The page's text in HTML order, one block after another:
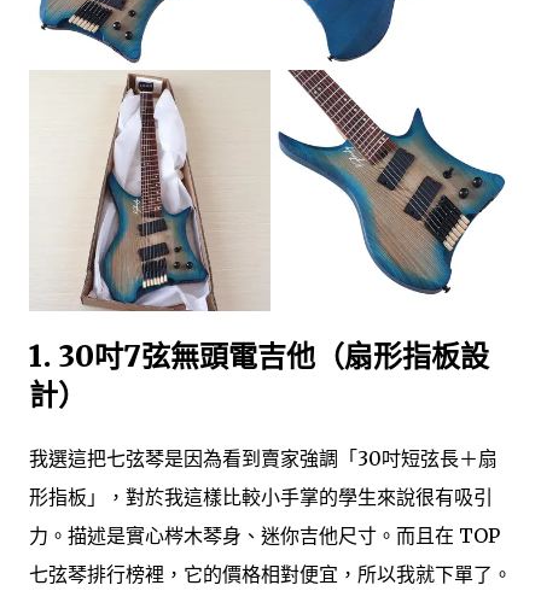
1. 30吋7弦無頭電吉他（扇形指板設
計）
我選這把七弦琴是因為看到賣家強調「30吋短弦長＋扇
形指板」，對於我這樣比較小手掌的學生來說很有吸引
力。描述是實心梣木琴身、迷你吉他尺寸。而且在 TOP
七弦琴排行榜裡，它的價格相對便宜，所以我就下單了。